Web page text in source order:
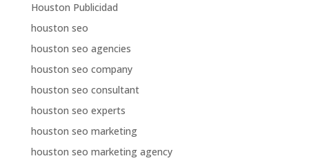
Houston Publicidad
houston seo
houston seo agencies
houston seo company
houston seo consultant
houston seo experts
houston seo marketing
houston seo marketing agency